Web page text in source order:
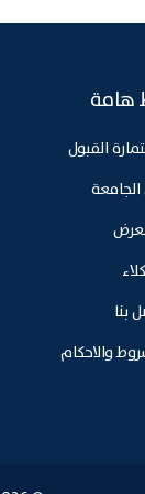
هامة
القبول
بنا
والاحكام